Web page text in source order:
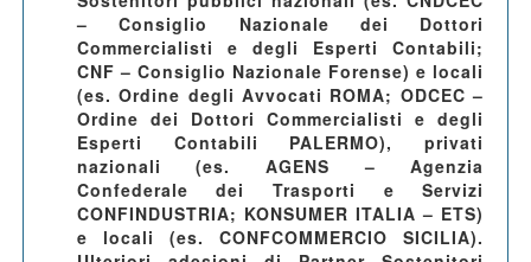
– Consiglio Nazionale dei Dottori
Commercialisti e degli Esperti Contabili;
CNF – Consiglio Nazionale Forense) e locali
(es. Ordine degli Avvocati ROMA; ODCEC –
Ordine dei Dottori Commercialisti e degli
Esperti Contabili PALERMO), privati
nazionali (es. AGENS – Agenzia
Confederale dei Trasporti e Servizi
CONFINDUSTRIA; KONSUMER ITALIA – ETS)
e locali (es. CONFCOMMERCIO SICILIA).